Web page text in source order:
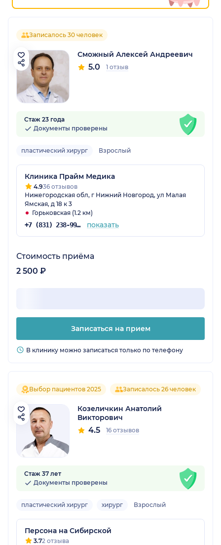
Записалось 30 человек
Сможный Алексей Андреевич
5.0 1 отзыв
Стаж 23 года
Документы проверены
пластический хирург Взрослый
Клиника Прайм Медика
4.936 отзывов
Нижегородская обл, г Нижний Новгород, ул Малая
Ямская, д 18 к 3
Горьковская (1.2 км)
+7 (831) 238-99-12 показать
Стоимость приёма
2 500 ₽
Записаться на прием
В клинику можно записаться только по телефону
Выбор пациентов 2025 Записалось 26 человек
Козеличкин Анатолий
Викторович
4.5 16 отзывов
Стаж 37 лет
Документы проверены
пластический хирург хирург Взрослый
Персона на Сибирской
3.72 отзыва